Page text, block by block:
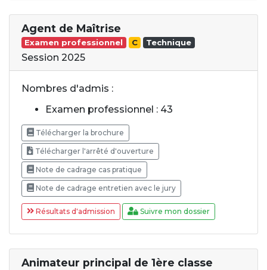
Agent de Maîtrise
Examen professionnel C Technique
Session 2025
Nombres d'admis :
Examen professionnel : 43
Télécharger la brochure
Télécharger l'arrêté d'ouverture
Note de cadrage cas pratique
Note de cadrage entretien avec le jury
Résultats d'admission Suivre mon dossier
Animateur principal de 1ère classe